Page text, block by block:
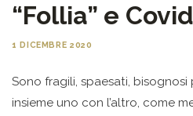
“Follia” e
1 DICEMBRE 2020
Sono fragili, spaesati, bisognosi
insieme uno con l’altro, come